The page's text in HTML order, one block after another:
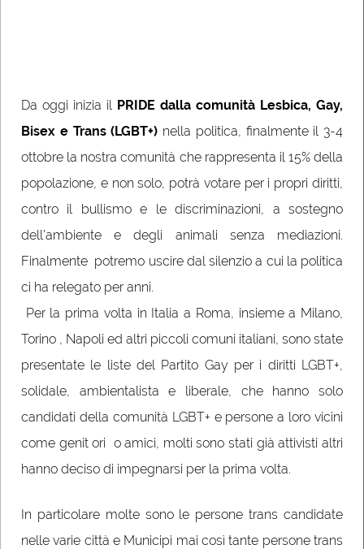
Da oggi inizia il PRIDE dalla comunità Lesbica, Gay,
Bisex e Trans (LGBT+) nella politica, finalmente il 3-4
ottobre la nostra comunità che rappresenta il 15% della
popolazione, e non solo, potrà votare per i propri diritti,
contro il bullismo e le discriminazioni, a sostegno
dell’ambiente e degli animali senza mediazioni.
Finalmente potremo uscire dal silenzio a cui la politica
ci ha relegato per anni.
Per la prima volta in Italia a Roma, insieme a Milano,
Torino , Napoli ed altri piccoli comuni italiani, sono state
presentate le liste del Partito Gay per i diritti LGBT+,
solidale, ambientalista e liberale, che hanno solo
candidati della comunità LGBT+ e persone a loro vicini
come genit ori o amici, molti sono stati già attivisti altri
hanno deciso di impegnarsi per la prima volta.
In particolare molte sono le persone trans candidate
nelle varie città e Municipi mai così tante persone trans